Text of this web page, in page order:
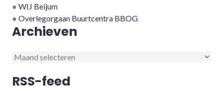
● WIJ Beijum
● Overlegorgaan Buurtcentra BBOG
Archieven
Archieven
RSS-feed